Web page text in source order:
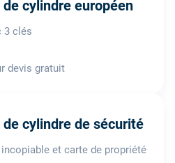
cylindre européen
3 clés
devis gratuit
cylindre de sécurité
et carte de propriété